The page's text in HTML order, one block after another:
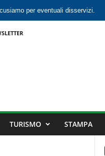
per eventuali disservizi.
TURISMO STAMPA